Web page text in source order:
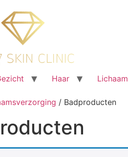
Haar Lichaam
/ Badproducten